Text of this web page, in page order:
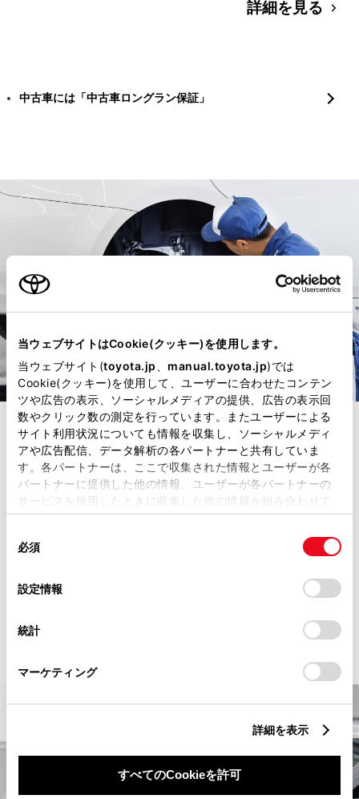
当ウェブサイトはCookie(クッキー)を使用します。
当ウェブサイト(toyota.jp manual.toyota.jp)では
Cookie(クッキー)を使用して、ユーザーに合わせたコンテン
ツや広告の表示、ソーシャルメディアの提供、広告の表示回
数やクリック数の測定を行っています。またユーザーによる
サイト利用状況についても情報を収集し、ソーシャルメディ
アや広告配信、データ解析の各パートナーと共有していま
す。各パートナーは、ここで収集された情報とユーザーが各
パートナーに提供した他の情報、ユーザーが各パートナーの
サービスを使用したときに収集した他の情報を組み合わせて
使用することがあります。当ウェブサイトの使用を続行する
デバイスにすべてのCookie(クッキー)が保存されることに同
意したことになります。Cookie(クッキー)のオプトアウト、
設定の変更、同意を撤回したりするにあたっては、当社の
「Cookie（クッキー）情報の取り扱いについて
」をご覧くだ
必須
設定情報
統計
マーケティング
詳細を表示
すべてのCookieを許可
詳細を見る
中古車には「中古車ロングラン保証」
車検
国土交通省の定めにより一定期間ごと
に検査をする制度です。次の車検まで
の2年間を安心してお乗りいただけるよ